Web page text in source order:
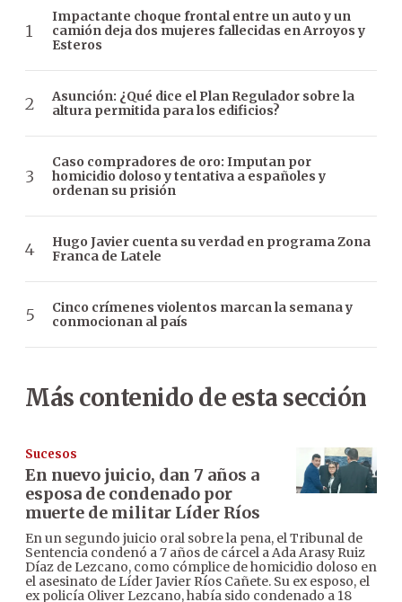
Impactante choque frontal entre un auto y un
camión deja dos mujeres fallecidas en Arroyos y
Esteros
Asunción: ¿Qué dice el Plan Regulador sobre la
altura permitida para los edificios?
Caso compradores de oro: Imputan por
homicidio doloso y tentativa a españoles y
ordenan su prisión
Hugo Javier cuenta su verdad en programa Zona
Franca de Latele
Cinco crímenes violentos marcan la semana y
conmocionan al país
Más contenido de esta sección
Sucesos
En nuevo juicio, dan 7 años a
esposa de condenado por
muerte de militar Líder Ríos
En un segundo juicio oral sobre la pena, el Tribunal de
Sentencia condenó a 7 años de cárcel a Ada Arasy Ruiz
Díaz de Lezcano, como cómplice de homicidio doloso en
el asesinato de Líder Javier Ríos Cañete. Su ex esposo, el
ex policía Oliver Lezcano, había sido condenado a 18